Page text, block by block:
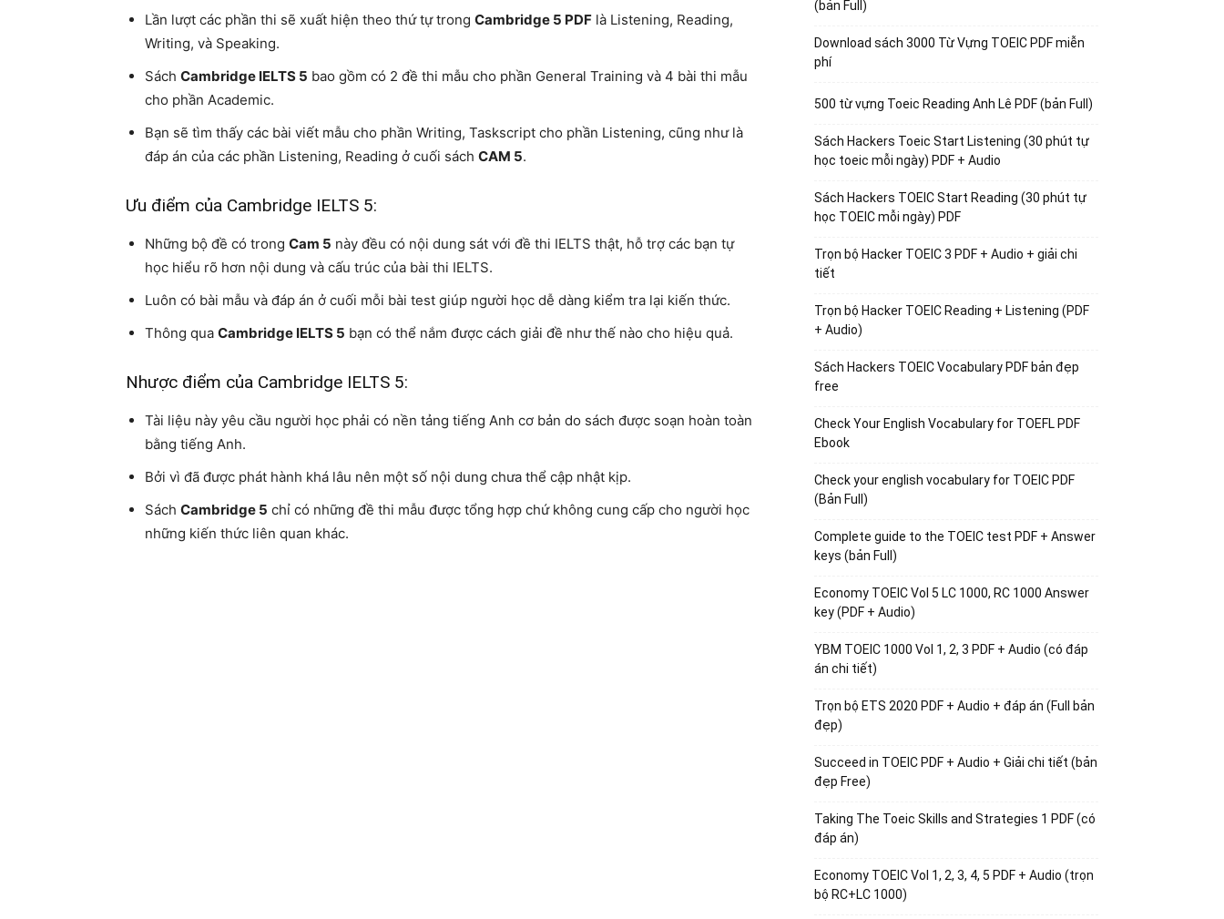
Lần lượt các phần thi sẽ xuất hiện theo thứ tự trong Cambridge 5 PDF là Listening, Reading,
Writing, và Speaking.
Sách Cambridge IELTS 5 bao gồm có 2 đề thi mẫu cho phần General Training và 4 bài thi mẫu
cho phần Academic.
Bạn sẽ tìm thấy các bài viết mẫu cho phần Writing, Taskscript cho phần Listening, cũng như là
đáp án của các phần Listening, Reading ở cuối sách CAM 5.
Ưu điểm của Cambridge IELTS 5:
Những bộ đề có trong Cam 5 này đều có nội dung sát với đề thi IELTS thật, hỗ trợ các bạn tự
học hiểu rõ hơn nội dung và cấu trúc của bài thi IELTS.
Luôn có bài mẫu và đáp án ở cuối mỗi bài test giúp người học dễ dàng kiểm tra lại kiến thức.
Thông qua Cambridge IELTS 5 bạn có thể nắm được cách giải đề như thế nào cho hiệu quả.
Nhược điểm của Cambridge IELTS 5:
Tài liệu này yêu cầu người học phải có nền tảng tiếng Anh cơ bản do sách được soạn hoàn toàn
bằng tiếng Anh.
Bởi vì đã được phát hành khá lâu nên một số nội dung chưa thể cập nhật kịp.
Sách Cambridge 5 chỉ có những đề thi mẫu được tổng hợp chứ không cung cấp cho người học
những kiến thức liên quan khác.
(bản Full)
Download sách 3000 Từ Vựng TOEIC PDF miễn
phí
500 từ vựng Toeic Reading Anh Lê PDF (bản Full)
Sách Hackers Toeic Start Listening (30 phút tự
học toeic mỗi ngày) PDF + Audio
Sách Hackers TOEIC Start Reading (30 phút tự
học TOEIC mỗi ngày) PDF
Trọn bộ Hacker TOEIC 3 PDF + Audio + giải chi
tiết
Trọn bộ Hacker TOEIC Reading + Listening (PDF
+ Audio)
Sách Hackers TOEIC Vocabulary PDF bản đẹp
free
Check Your English Vocabulary for TOEFL PDF
Ebook
Check your english vocabulary for TOEIC PDF
(Bản Full)
Complete guide to the TOEIC test PDF + Answer
keys (bản Full)
Economy TOEIC Vol 5 LC 1000, RC 1000 Answer
key (PDF + Audio)
YBM TOEIC 1000 Vol 1, 2, 3 PDF + Audio (có đáp
án chi tiết)
Trọn bộ ETS 2020 PDF + Audio + đáp án (Full bản
đẹp)
Succeed in TOEIC PDF + Audio + Giải chi tiết (bản
đẹp Free)
Taking The Toeic Skills and Strategies 1 PDF (có
đáp án)
Economy TOEIC Vol 1, 2, 3, 4, 5 PDF + Audio (trọn
bộ RC+LC 1000)